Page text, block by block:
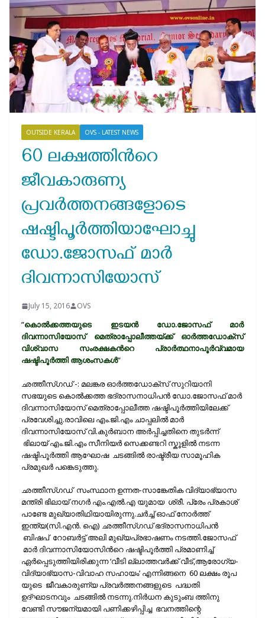
OUTSIDE KERALA OVS - LATEST NEWS
60 ലക്ഷത്തിന്‍റെ
ജീവകാരുണ്യ
പ്രവര്‍ത്തനങ്ങളോടെ
ഷഷ്ടിപൂര്‍ത്തിയാഘോച്ചു
ഡോ.ജോസഫ്‌ മാര്‍
ദിവന്നാസിയോസ്
July 15, 2016 OVS
”കൊല്‍ക്കത്തയുടെ ഇടയന്‍ ഡോ.ജോസഫ്‌ മാര്‍
ദിവന്നാസിയോസ് മെത്രാപ്പോലീത്തയ്ക്ക് ഓര്‍ത്തഡോക്സ്‌
വിശ്വാസ സംരക്ഷകന്‍റെ പ്രാര്‍ത്ഥനാപൂര്‍വ്വമായ
ഷഷ്ടിപൂര്‍ത്തി ആശംസകള്‍”
ഛത്തീസ്ഗഡ് -: മലങ്കര ഓര്‍ത്തഡോക്സ്‌ സുറിയാനി
സഭയുടെ കൊല്‍ക്കത്ത ഭദ്രാസനാധിപന്‍ ഡോ.ജോസഫ്‌ മാര്‍
ദിവന്നാസിയോസ് മെത്രാപ്പോലീത്ത ഷഷ്ടിപൂര്‍ത്തിയിലേക്ക്
പ്രവേശിച്ചു.രാവിലെ എം.ജി.എം ചാപ്പലില്‍ മാര്‍
ദിവന്നാസിയോസ് വി.കുര്‍ബാന അര്‍പ്പിച്ചതിനെ തുടര്‍ന്ന്
ഭിലായ് എം.ജി.എം സീനിയര്‍ സെക്കണ്ടറി സ്കൂളില്‍ നടന്ന
ഷഷ്ടിപൂര്‍ത്തി ആഘോഷ ചടങ്ങില്‍ രാഷ്ട്രീയ സാമൂഹിക
പ്രമുഖര്‍ പങ്കെടുത്തു.
ഛത്തീസ്ഗഡ് സംസ്ഥാന ഉന്നത-സാങ്കേതിക വിദ്യാഭ്യാസ
മന്ത്രി ഭിലായ് നഗര്‍ എം.എല്‍.എ യുമായ ശ്രീ. പ്രേം പ്രകാശ്‌
പാണ്ടേ മുഖ്യാതിഥിയായിരുന്നു.ചര്‍ച്ച് ഓഫ് നോര്‍ത്ത്
ഇന്ത്യ(സി.എന്‍. ഐ) ഛത്തീസ്ഗഡ് ഭദ്രാസനാധിപന്‍
ബിഷപ്‌ റോബര്‍ട്ട്‌ അലി മുഖ്യപ്രഭാഷണം നടത്തി.ജോസഫ്‌
മാര്‍ ദിവന്നാസിയോസിന്‍റെ ഷഷ്ടിപൂര്‍ത്തി പ്രമാണിച്ച്
ഏര്‍പ്പെടുത്തിയിരിക്കുന്ന ‘വീടി ല്ലാത്തവര്‍ക്ക് വീട്,ആരോഗ്യ-
വിദ്യാഭ്യാസ-വിവാഹ സഹായം’ എന്നിങ്ങനെ 60 ലക്ഷം രൂപ
യുടെ ജീവകാരുണ്യ പ്രവര്‍ത്തനങ്ങളുടെ പദ്ധതി
ഉദ്ഘാടനവും ചടങ്ങില്‍ നടന്നു.നിര്‍ധന കുടുംബ ത്തിനു
വേണ്ടി സൗജന്യമായി പണിക്കഴിപ്പിച്ച ഭവനത്തിന്റെ